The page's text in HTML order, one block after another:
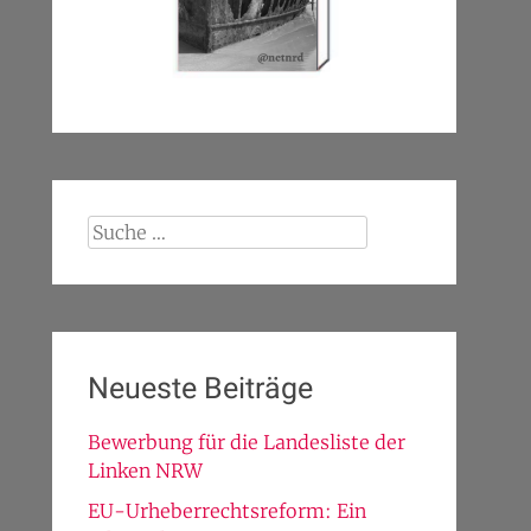
Suche
Neueste Beiträge
Bewerbung für die Landesliste der
Linken NRW
EU-Urheberrechtsreform: Ein